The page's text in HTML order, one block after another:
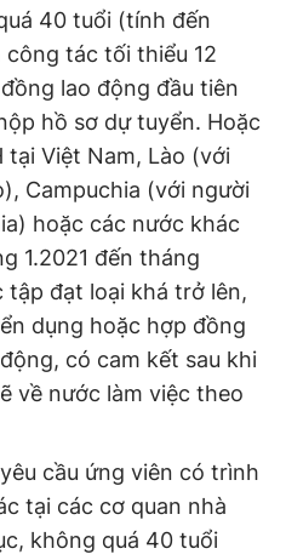
40 tuổi (tính đến
công tác tối thiểu 12
lao động đầu tiên
hồ sơ dự tuyển. Hoặc
Việt Nam, Lào (với
Campuchia (với người
hoặc các nước khác
1.2021 đến tháng
tập đạt loại khá trở lên,
dụng hoặc hợp đồng
có cam kết sau khi
về nước làm việc theo
cầu ứng viên có trình
tại các cơ quan nhà
không quá 40 tuổi